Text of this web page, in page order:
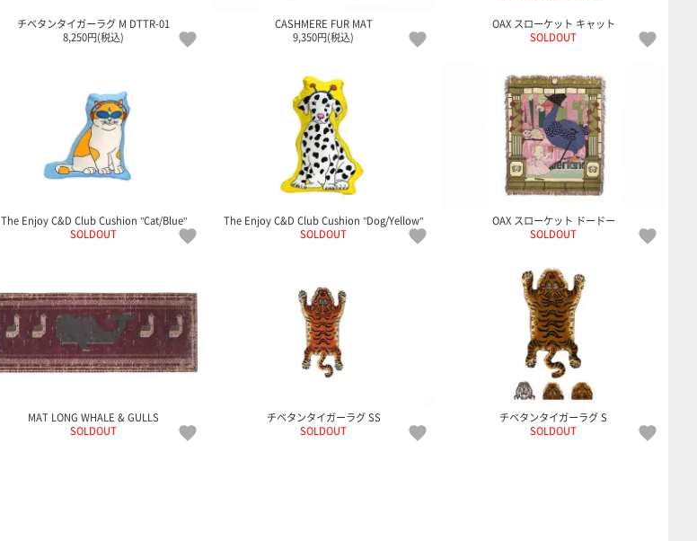
チベタンタイガーラグ M DTTR-01
8,250円(税込)
CASHMERE FUR MAT
9,350円(税込)
OAX スローケット キャット
SOLDOUT
The Enjoy C&D Club Cushion "Cat/Blue"
SOLDOUT
The Enjoy C&D Club Cushion "Dog/Yellow"
SOLDOUT
OAX スローケット ドードー
SOLDOUT
MAT LONG WHALE & GULLS
SOLDOUT
チベタンタイガーラグ SS
SOLDOUT
チベタンタイガーラグ S
SOLDOUT